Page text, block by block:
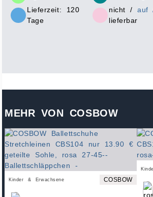
Lieferzeit: 120
Tage
nicht /auf
lieferbar
MEHR VON COSBOW
Kinder & Erwachsene COSBOW